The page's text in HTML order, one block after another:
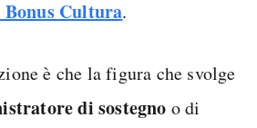
Cultura.
è che la figura che svolge
di sostegno o di